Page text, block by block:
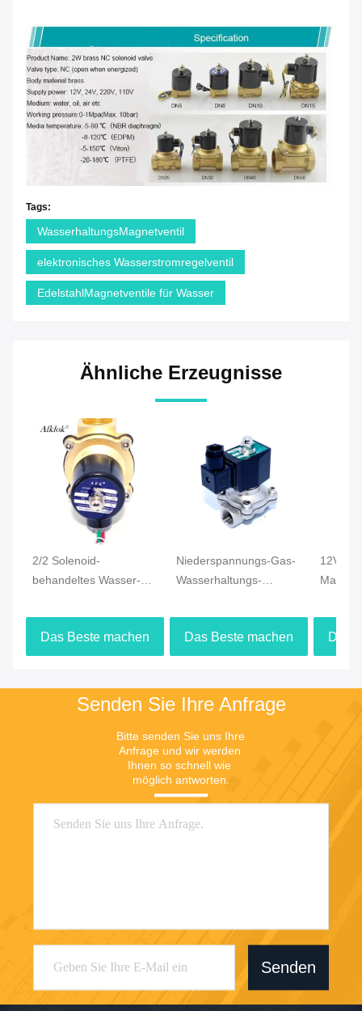
Tags:
WasserhaltungsMagnetventil
elektronisches Wasserstromregelventil
EdelstahlMagnetventile für Wasser
Ähnliche Erzeugnisse
2/2 Solenoid-
behandeltes Wasser-
elektrisches Wasser-
Ventil mit NPT-Faden
Das Beste machen
Niederspannungs-Gas-
Wasserhaltungs-
elektrisches Ventil
20CST für Wasserstrom
Das Beste machen
12V
Das
Senden Sie Ihre Anfrage
Bitte senden Sie uns Ihre
Anfrage und wir werden
Ihnen so schnell wie
möglich antworten.
Senden